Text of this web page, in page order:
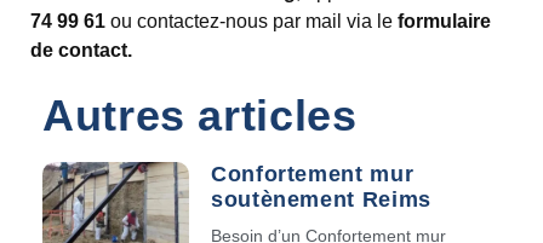
74 99 61 ou contactez-nous par mail via le formulaire
de contact.
Autres articles
Confortement mur
soutènement Reims
Besoin d’un Confortement mur